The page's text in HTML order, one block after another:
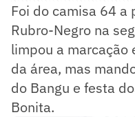
Foi do camisa 64 a
Rubro-Negro na
limpou a marcação
da área, mas
do Bangu e festa
Bonita.